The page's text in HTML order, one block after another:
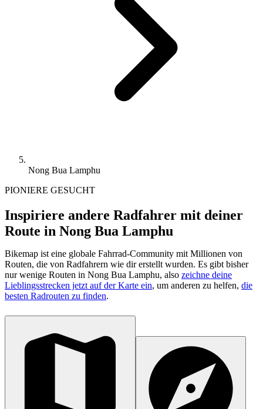
Nong Bua Lamphu
PIONIERE GESUCHT
Inspiriere andere Radfahrer mit deiner
Route in Nong Bua Lamphu
Bikemap ist eine globale Fahrrad-Community mit Millionen von
Routen, die von Radfahrern wie dir erstellt wurden. Es gibt bisher
nur wenige Routen in Nong Bua Lamphu, also zeichne deine
Lieblingsstrecken jetzt auf der Karte ein, um anderen zu helfen, die
besten Radrouten zu finden.